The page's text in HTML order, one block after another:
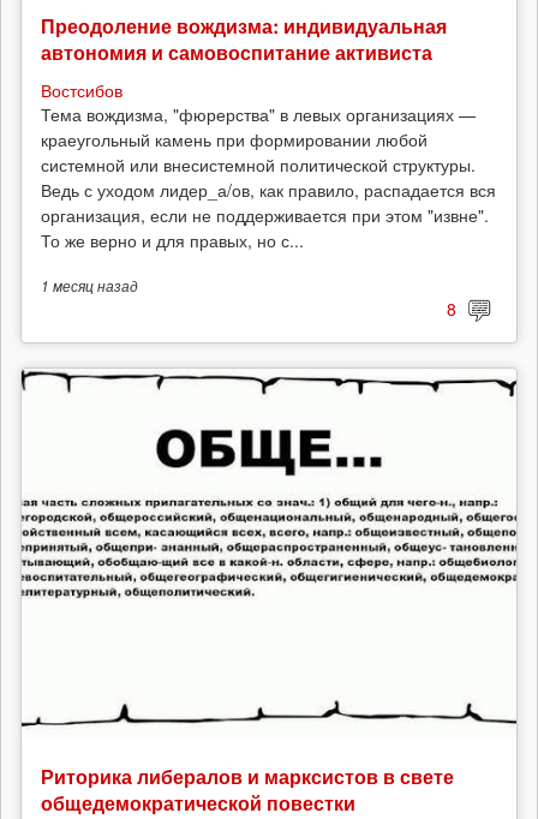
Преодоление вождизма: индивидуальная
автономия и самовоспитание активиста
Востсибов
Тема вождизма, "фюрерства" в левых организациях —
краеугольный камень при формировании любой
системной или внесистемной политической структуры.
Ведь с уходом лидер_а/ов, как правило, распадается вся
организация, если не поддерживается при этом "извне".
То же верно и для правых, но с...
1 месяцназад
8
Риторика либералов и марксистов в свете
общедемократической повестки